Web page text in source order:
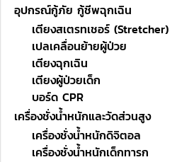
อุปกรณ์กู้ภัย กู้ชีพฉุกเฉิน
เตียงสเตรทเชอร์ (Stretcher)
เปลเคลื่อนย้ายผู้ป่วย
เตียงฉุกเฉิน
เตียงผู้ป่วยเด็ก
บอร์ด CPR
เครื่องชั่งน้ำหนักและวัดส่วนสูง
เครื่องชั่งน้ำหนักดิจิตอล
เครื่องชั่งน้ำหนักเด็กทารก